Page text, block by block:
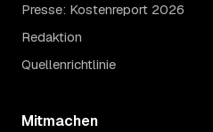
Presse: Kostenreport 2026
Redaktion
Quellenrichtlinie
Mitmachen